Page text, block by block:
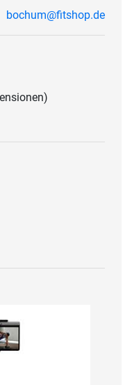
bochum@fitshop.de